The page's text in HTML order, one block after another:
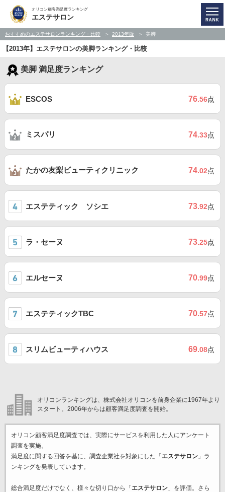
オリコン顧客満足度ランキング
エステサロン
おすすめのエステサロンランキング・比較 2013年版 美脚
【2013年】エステサロンの美脚ランキング・比較
美脚 満足度ランキング
ESCOS 76.56点
ミスパリ 74.33点
たかの友梨ビューティクリニック 74.02点
エステティック ソシエ 73.92点
ラ・セーヌ 73.25点
エルセーヌ 70.99点
エステティックTBC 70.57点
スリムビューティハウス 69.08点
オリコンランキングは、株式会社オリコンを前身企業に1967年より
スタート。2006年からは顧客満足度調査を開始。
オリコン顧客満足度調査では、実際にサービスを利用した 人にアンケート
調査を実施。
満足度に関する回答を基に、調査企業社を対象にした「 エステサロン」ラ
ンキングを発表しています。
総合満足度だけでなく、様々な切り口から「 エステサロン」を評価。さら